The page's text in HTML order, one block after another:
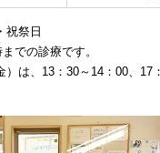
祝祭日
での診療です。
）は、13：30～14：00、17